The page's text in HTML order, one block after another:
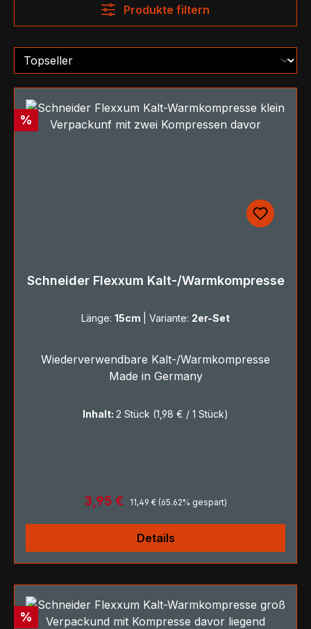
Produkte filtern
Rabatt
%
Schneider Flexxum Kalt-/Warmkompresse
Länge: 15cm Variante: 2er-Set
Wiederverwendbare Kalt-/Warmkompresse
Made in Germany
Inhalt: 2 Stück (1,98 € / 1 Stück)
Verkaufspreis:
3,95 € Regulärer Preis:
11,49 € (65.62% gespart)
Details
Rabatt
%